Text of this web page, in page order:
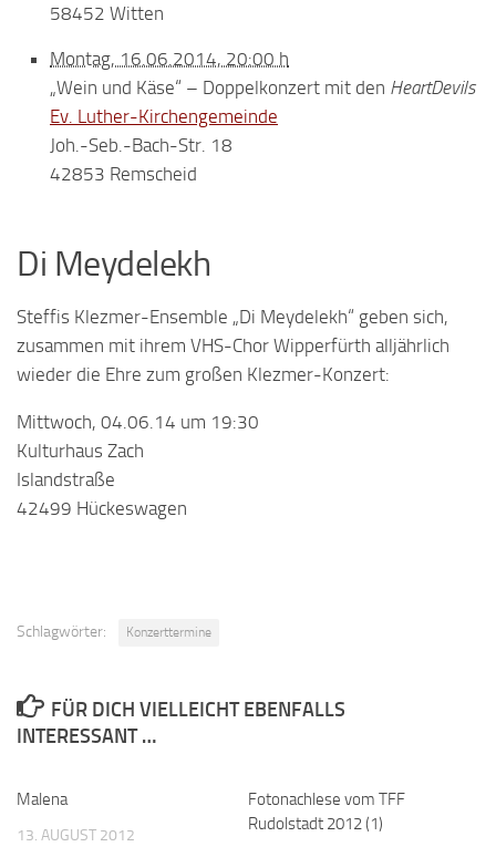
58452 Witten
Montag, 16.06.2014, 20:00 h
„Wein und Käse“ – Doppelkonzert mit den HeartDevils
Ev. Luther-Kirchengemeinde
Joh.-Seb.-Bach-Str. 18
42853 Remscheid
Di Meydelekh
Steffis Klezmer-Ensemble „Di Meydelekh“ geben sich,
zusammen mit ihrem VHS-Chor Wipperfürth alljährlich
wieder die Ehre zum großen Klezmer-Konzert:
Mittwoch, 04.06.14 um 19:30
Kulturhaus Zach
Islandstraße
42499 Hückeswagen
Schlagwörter: Konzerttermine
FÜR DICH VIELLEICHT EBENFALLS
INTERESSANT …
Malena
13. AUGUST 2012
Fotonachlese vom TFF
Rudolstadt 2012 (1)